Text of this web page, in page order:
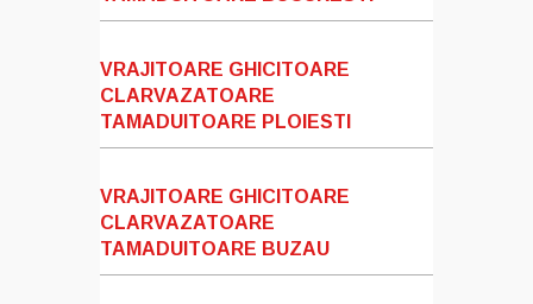
VRAJITOARE GHICITOARE
CLARVAZATOARE
TAMADUITOARE PLOIESTI
VRAJITOARE GHICITOARE
CLARVAZATOARE
TAMADUITOARE BUZAU